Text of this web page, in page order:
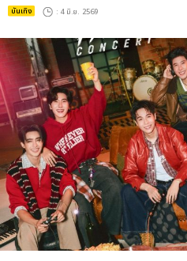
บันเทิง : 4 มิ.ย. 2569